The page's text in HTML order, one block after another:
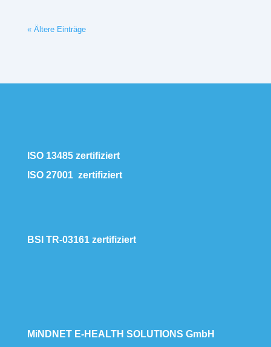
« Ältere Einträge
ISO 13485 zertifiziert
ISO 27001 zertifiziert
BSI TR-03161 zertifiziert
MiNDNET E-HEALTH SOLUTIONS GmbH